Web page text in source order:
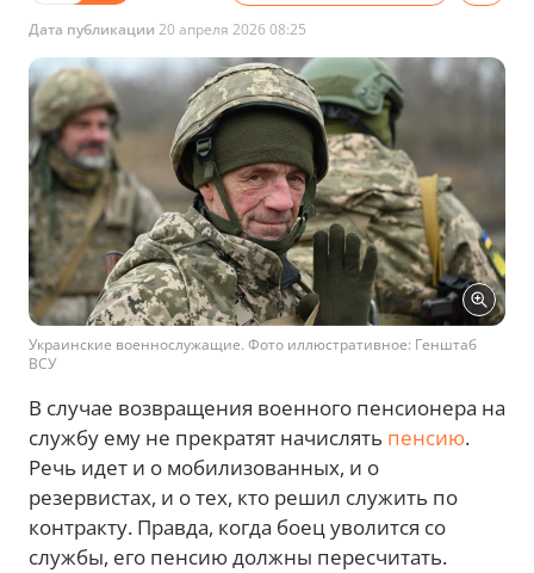
Дата публикации 20 апреля 2026 08:25
Украинские военнослужащие. Фото иллюстративное: Генштаб
ВСУ
В случае возвращения военного пенсионера на
службу ему не прекратят начислять пенсию.
Речь идет и о мобилизованных, и о
резервистах, и о тех, кто решил служить по
контракту. Правда, когда боец уволится со
службы, его пенсию должны пересчитать.